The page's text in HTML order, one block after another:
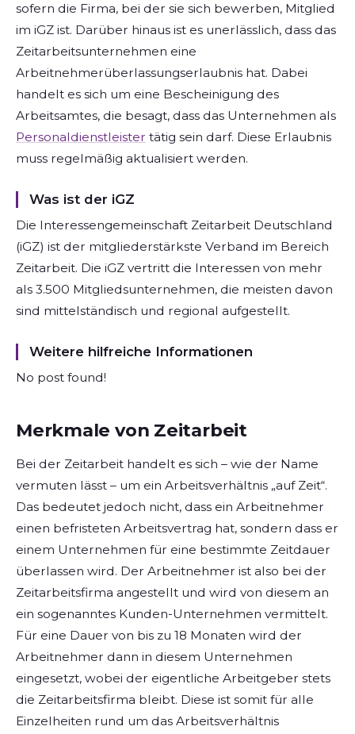
sofern die Firma, bei der sie sich bewerben, Mitglied
im iGZ ist. Darüber hinaus ist es unerlässlich, dass das
Zeitarbeitsunternehmen eine
Arbeitnehmerüberlassungserlaubnis hat. Dabei
handelt es sich um eine Bescheinigung des
Arbeitsamtes, die besagt, dass das Unternehmen als
Personaldienstleister tätig sein darf. Diese Erlaubnis
muss regelmäßig aktualisiert werden.
Was ist der iGZ
Die Interessengemeinschaft Zeitarbeit Deutschland
(iGZ) ist der mitgliederstärkste Verband im Bereich
Zeitarbeit. Die iGZ vertritt die Interessen von mehr
als 3.500 Mitgliedsunternehmen, die meisten davon
sind mittelständisch und regional aufgestellt.
Weitere hilfreiche Informationen
No post found!
Merkmale von Zeitarbeit
Bei der Zeitarbeit handelt es sich – wie der Name
vermuten lässt – um ein Arbeitsverhältnis „auf Zeit“.
Das bedeutet jedoch nicht, dass ein Arbeitnehmer
einen befristeten Arbeitsvertrag hat, sondern dass er
einem Unternehmen für eine bestimmte Zeitdauer
überlassen wird. Der Arbeitnehmer ist also bei der
Zeitarbeitsfirma angestellt und wird von diesem an
ein sogenanntes Kunden-Unternehmen vermittelt.
Für eine Dauer von bis zu 18 Monaten wird der
Arbeitnehmer dann in diesem Unternehmen
eingesetzt, wobei der eigentliche Arbeitgeber stets
die Zeitarbeitsfirma bleibt. Diese ist somit für alle
Einzelheiten rund um das Arbeitsverhältnis